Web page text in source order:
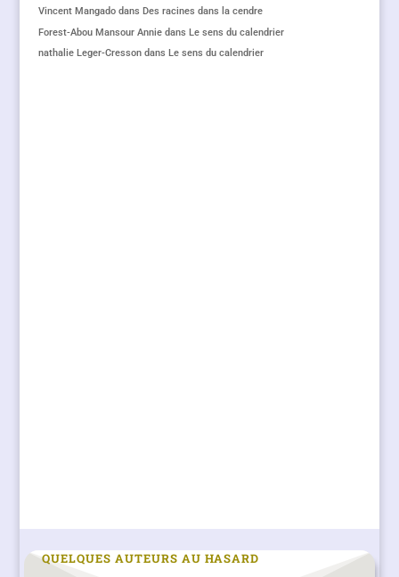
Vincent Mangadodans Des racines dans la cendre
Forest-Abou Mansour Anniedans Le sens du calendrier
nathalie Leger-Cressondans Le sens du calendrier
QUELQUES AUTEURS AU HASARD